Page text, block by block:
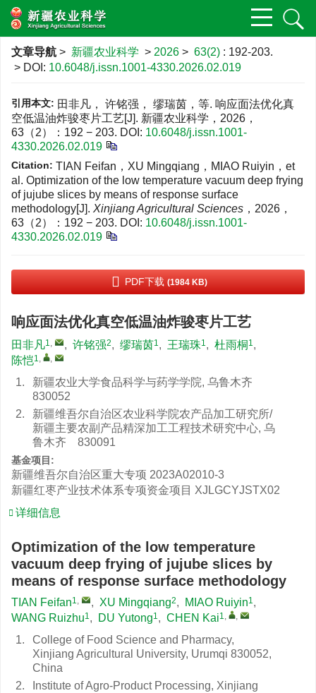
文章导航 > 新疆农业科学 > 2026 > 63(2) : 192-203.
> DOI: 10.6048/j.issn.1001-4330.2026.02.019
引用本文: 田非凡， 许铭强， 缪瑞茵，等. 响应面法优化真
空低温油炸骏枣片工艺[J]. 新疆农业科学，2026，
63（2）：192 − 203. DOI: 10.6048/j.issn.1001-
4330.2026.02.019
Citation: TIAN Feifan，XU Mingqiang，MIAO Ruiyin，et
al. Optimization of the low temperature vacuum deep frying
of jujube slices by means of response surface
methodology[J]. Xinjiang Agricultural Sciences ，2026，
63（2）：192 − 203. DOI: 10.6048/j.issn.1001-
4330.2026.02.019
PDF下载 (1984 KB)
响应面法优化真空低温油炸骏枣片工艺
田非凡1, , 许铭强2, 缪瑞茵1, 王瑞珠1, 杜雨桐 1,
陈恺1, ,
1.
新疆农业大学食品科学与药学学院, 乌鲁木齐
830052
2.
新疆维吾尔自治区农业科学院农产品加工研究所/
新疆主要农副产品精深加工工程技术研究中心, 乌
鲁木齐 830091
基金项目:
新疆维吾尔自治区重大专项 2023A02010-3
新疆红枣产业技术体系专项资金项目 XJLGCYJSTX02
详细信息
Optimization of the low temperature
vacuum deep frying of jujube slices by
means of response surface methodology
TIAN Feifan1, , XU Mingqiang2, MIAO Ruiyin1,
WANG Ruizhu1, DU Yutong1, CHEN Kai1, ,
1.
College of Food Science and Pharmacy,
Xinjiang Agricultural University, Urumqi 830052,
China
2.
Institute of Agro-Product Processing, Xinjiang